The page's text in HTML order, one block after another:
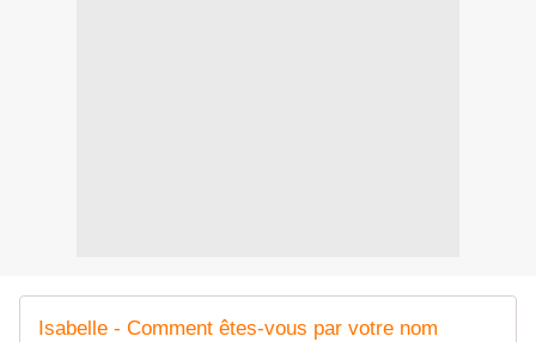
Isabelle - Comment êtes-vous par votre nom